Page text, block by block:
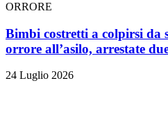
ORRORE
Bimbi costretti a colpirsi da
orrore all’asilo, arrestate
24 Luglio 2026